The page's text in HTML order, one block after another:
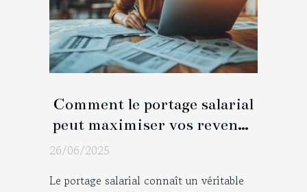
Comment le portage salarial
peut maximiser vos revenus
de freelance ?
26/06/2025
Le portage salarial connaît un véritable